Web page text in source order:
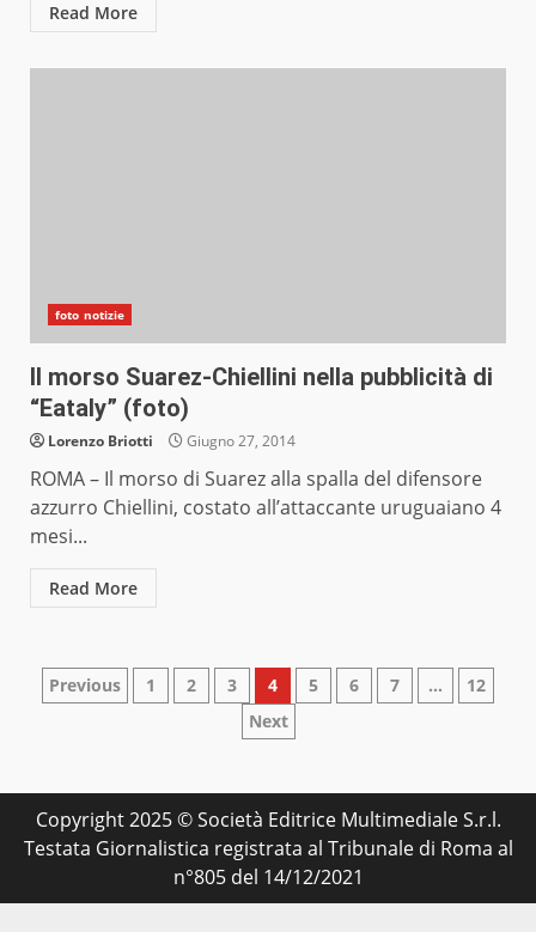
Read More
foto notizie
Il morso Suarez-Chiellini nella pubblicità di
“Eataly” (foto)
Lorenzo Briotti Giugno 27, 2014
ROMA – Il morso di Suarez alla spalla del difensore
azzurro Chiellini, costato all’attaccante uruguaiano 4
mesi...
Read More
Paginazione
articoli
Previous 1 2 3 4 5 6 7 …
12
Next
Copyright 2025 © Società Editrice Multimediale S.r.l.
Testata Giornalistica registrata al Tribunale di Roma al
n°805 del 14/12/2021